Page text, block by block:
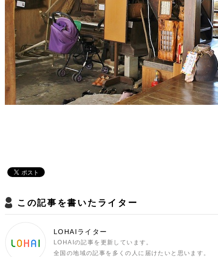
この記事を書いたライター
LOHAIライター
LOHAIの記事を更新しています。
全国の地域の記事を多くの人に届けたいと思います。